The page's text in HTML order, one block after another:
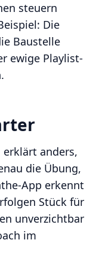
steuern
Die
Baustelle
ewige Playlist-
erklärt anders,
die Übung,
App erkennt
Stück für
unverzichtbar
im